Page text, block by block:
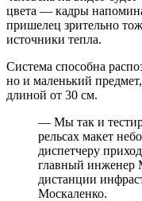
цвета — кадры
пришелец зрительно
источники тепла.
Система способна
но и маленький
длиной от 30 см.
— Мы так и
рельсах макет
диспетчеру
главный инженер
дистанции
Москаленко.